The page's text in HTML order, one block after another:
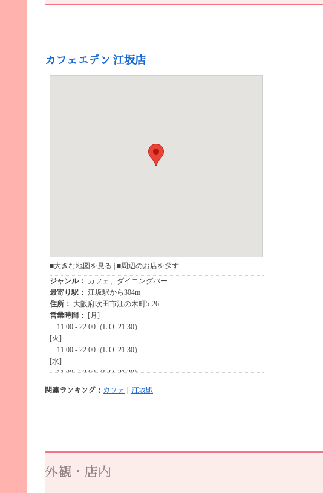
カフェエデン 江坂店
関連ランキング： カフェ 江坂駅
外観・店内